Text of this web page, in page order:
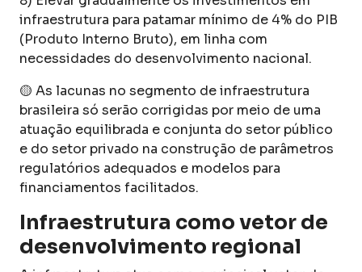
infraestrutura para patamar mínimo de 4% do PIB
(Produto Interno Bruto), em linha com
necessidades do desenvolvimento nacional.
🟡 As lacunas no segmento de infraestrutura
brasileira só serão corrigidas por meio de uma
atuação equilibrada e conjunta do setor público
e do setor privado na construção de parâmetros
regulatórios adequados e modelos para
financiamentos facilitados.
Infraestrutura como vetor de
desenvolvimento regional